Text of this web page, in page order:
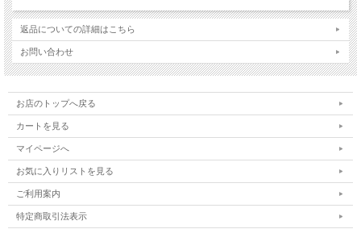
返品についての詳細はこちら
お問い合わせ
お店のトップへ戻る
カートを見る
マイページへ
お気に入りリストを見る
ご利用案内
特定商取引法表示